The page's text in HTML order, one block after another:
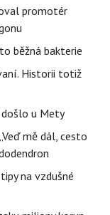
promotér
běžná bakterie
Historii totiž
u Mety
mě dál, cesto
na vzdušné